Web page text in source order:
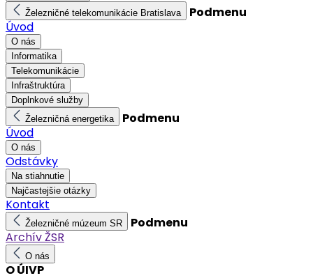
Železničné telekomunikácie Bratislava
Podmenu
Úvod
O nás
Informatika
Telekomunikácie
Infraštruktúra
Doplnkové služby
Železničná energetika
Podmenu
Úvod
O nás
Odstávky
Na stiahnutie
Najčastejšie otázky
Kontakt
Železničné múzeum SR
Podmenu
Archív ŽSR
O nás
O ÚIVP